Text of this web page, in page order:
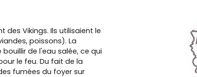
Vikings. Ils utilisaient le
poissons). La
de l'eau salée, ce qui
le feu. Du fait de la
fumées du foyer sur